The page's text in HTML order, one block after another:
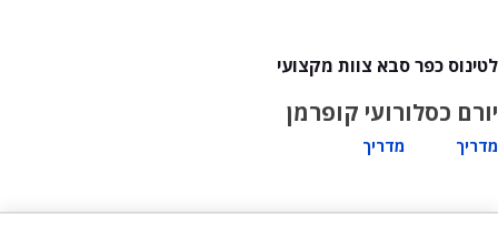
לטינוס כפר סבא צוות מקצועי
יורם כסלו
מדריך
רועי קופרמן
מדריך